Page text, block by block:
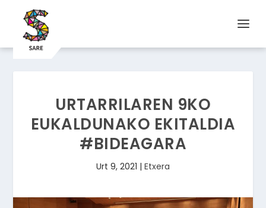
URTARRILAREN 9KO
EUKALDUNAKO EKITALDIA
#BIDEAGARA
Urt 9, 2021 | Etxera